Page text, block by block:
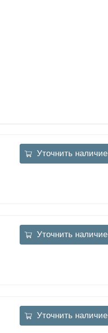
Уточнить наличие
Уточнить наличие
Уточнить наличие